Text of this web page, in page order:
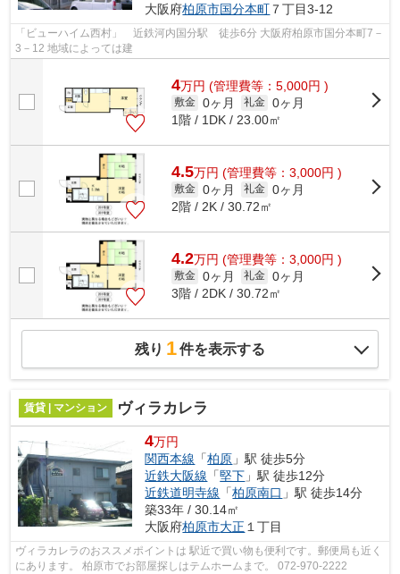
大阪府柏原市国分本町 ７丁目3-12
「ビューハイム西村」 近鉄河内国分駅 徒歩6分 大阪府柏原市国分本町7－
3－12 地域によっては建
4万円 (管理費等：5,000円 )
敷金 0ヶ月 礼金 0ヶ月
1階 / 1DK / 23.00㎡
4.5万円 (管理費等：3,000円 )
敷金 0ヶ月 礼金 0ヶ月
2階 / 2K / 30.72㎡
4.2万円 (管理費等：3,000円 )
敷金 0ヶ月 礼金 0ヶ月
3階 / 2DK / 30.72㎡
残り 1件を表示する
賃貸 | マンション ヴィラカレラ
4万円
関西本線 「柏原 」駅 徒歩5分
近鉄大阪線 「堅下 」駅 徒歩12分
近鉄道明寺線 「柏原南口 」駅 徒歩14分
築33年 / 30.14㎡
大阪府柏原市大正 １丁目
ヴィラカレラのおススメポイントは 駅近で買い物も便利です。郵便局も近く
にあります。 柏原市でお部屋探しはテムホームまで。 072-970-2222